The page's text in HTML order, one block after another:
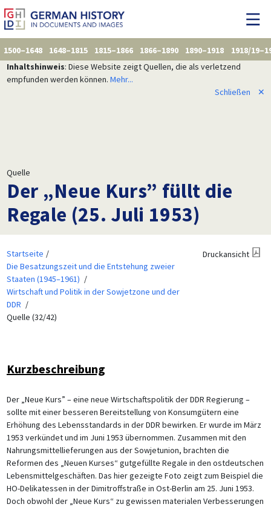
1500–1648 1648–1815 1815–1866 1866–1890 1890–1918
1918/
Inhaltshinweis: Diese Website zeigt Quellen, die als verletzend
empfunden werden können. Mehr...
Schließen
✕
Quelle
Der „Neue Kurs” füllt die
Regale (25. Juli 1953)
Startseite
Die Besatzungszeit und die Entstehung zweier
Staaten (1945–1961)
Wirtschaft und Politik in der Sowjetzone und der
DDR
Quelle (32/42)
Druckansicht
Kurzbeschreibung
Der „Neue Kurs” – eine neue Wirtschaftspolitik der DDR Regierung –
sollte mit einer besseren Bereitstellung von Konsumgütern eine
Erhöhung des Lebensstandards in der DDR bewirken. Er wurde im März
1953 verkündet und im Juni 1953 übernommen. Zusammen mit den
Nahrungsmittellieferungen aus der Sowjetunion, brachten die
Reformen des „Neuen Kurses“ gutgefüllte Regale in den ostdeutschen
Lebensmittelgeschäften. Das hier gezeigte Foto zeigt zum Beispiel die
HO-Delikatessen in der Dimitroffstraße in Ost-Berlin am 25. Juni 1953.
Doch obwohl der „Neue Kurs“ zu gewissen materialen Verbesserungen